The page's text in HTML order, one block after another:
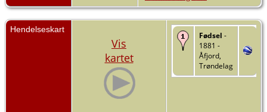
Hendelseskart
Vis
kartet
Fødsel -
1881 -
Åfjord,
Trøndelag